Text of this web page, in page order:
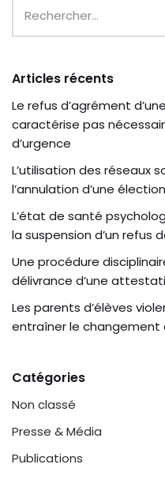
Articles récents
Le refus d’agrément
caractérise pas
d’urgence
L’utilisation des réseaux
l’annulation d’une
L’état de santé
la suspension d’un refus
Une procédure
délivrance d’une
Les parents d’élèves
entraîner le changement
Catégories
Non classé
Presse & Média
Publications